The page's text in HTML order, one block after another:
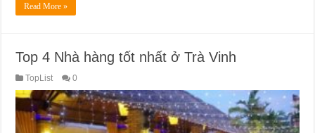
Read More »
Top 4 Nhà hàng tốt nhất ở Trà Vinh
TopList 0